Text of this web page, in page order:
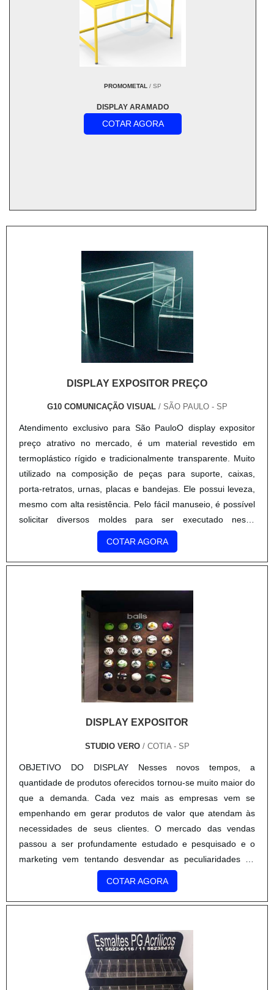
PROMOMETAL / SP
DISPLAY ARAMADO
COTAR AGORA
DISPLAY EXPOSITOR PREÇO
G10 COMUNICAÇÃO VISUAL / SÃO PAULO - SP
Atendimento exclusivo para São PauloO display expositor
preço atrativo no mercado, é um material revestido em
termoplástico rígido e tradicionalmente transparente. Muito
utilizado na composição de peças para suporte, caixas,
porta-retratos, urnas, placas e bandejas. Ele possui leveza,
mesmo com alta resistência. Pelo fácil manuseio, é possível
solicitar diversos moldes para ser executado nesse
material.Um dos requintes para usufruir dos...
COTAR AGORA
DISPLAY EXPOSITOR
STUDIO VERO / COTIA - SP
OBJETIVO DO DISPLAY Nesses novos tempos, a
quantidade de produtos oferecidos tornou-se muito maior do
que a demanda. Cada vez mais as empresas vem se
empenhando em gerar produtos de valor que atendam às
necessidades de seus clientes. O mercado das vendas
passou a ser profundamente estudado e pesquisado e o
marketing vem tentando desvendar as peculiaridades de
cada setor e o comportamento do consumidor. Para sanar a
necessidade de exposição de d...
COTAR AGORA